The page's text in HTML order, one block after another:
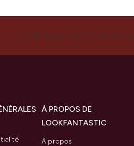
CONNECTEZ-VOUS AVEC NOUS
À PROPOS DE
LOOKFANTASTIC
À propos